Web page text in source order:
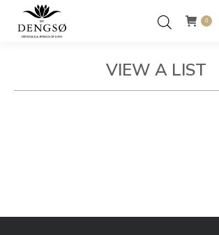
0
VIEW A LIST
You are here: